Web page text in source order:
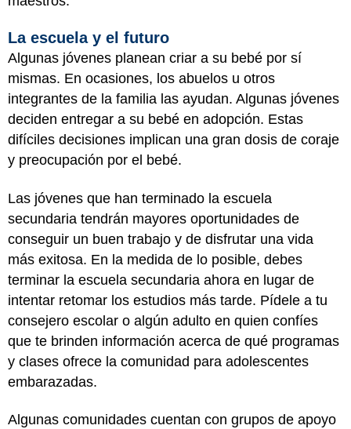
La escuela y el futuro
Algunas jóvenes planean criar a su bebé por sí
mismas. En ocasiones, los abuelos u otros
integrantes de la familia las ayudan. Algunas jóvenes
deciden entregar a su bebé en adopción. Estas
difíciles decisiones implican una gran dosis de coraje
y preocupación por el bebé.
Las jóvenes que han terminado la escuela
secundaria tendrán mayores oportunidades de
conseguir un buen trabajo y de disfrutar una vida
más exitosa. En la medida de lo posible, debes
terminar la escuela secundaria ahora en lugar de
intentar retomar los estudios más tarde. Pídele a tu
consejero escolar o algún adulto en quien confíes
que te brinden información acerca de qué programas
y clases ofrece la comunidad para adolescentes
embarazadas.
Algunas comunidades cuentan con grupos de apoyo